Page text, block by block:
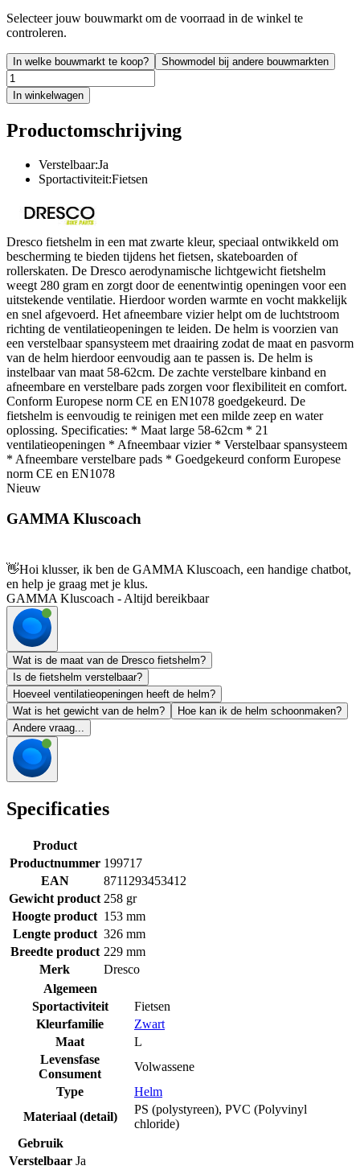
Selecteer jouw bouwmarkt om de voorraad in de winkel te
controleren.
In welke bouwmarkt te koop? Showmodel bij andere bouwmarkten
In winkelwagen
Productomschrijving
Verstelbaar:Ja
Sportactiviteit:Fietsen
Dresco fietshelm in een mat zwarte kleur, speciaal ontwikkeld om
bescherming te bieden tijdens het fietsen, skateboarden of
rollerskaten. De Dresco aerodynamische lichtgewicht fietshelm
weegt 280 gram en zorgt door de eenentwintig openingen voor een
uitstekende ventilatie. Hierdoor worden warmte en vocht makkelijk
en snel afgevoerd. Het afneembare vizier helpt om de luchtstroom
richting de ventilatieopeningen te leiden. De helm is voorzien van
een verstelbaar spansysteem met draairing zodat de maat en pasvorm
van de helm hierdoor eenvoudig aan te passen is. De helm is
instelbaar van maat 58-62cm. De zachte verstelbare kinband en
afneembare en verstelbare pads zorgen voor flexibiliteit en comfort.
Conform Europese norm CE en EN1078 goedgekeurd. De
fietshelm is eenvoudig te reinigen met een milde zeep en water
oplossing. Specificaties: * Maat large 58-62cm * 21
ventilatieopeningen * Afneembaar vizier * Verstelbaar spansysteem
* Afneembare verstelbare pads * Goedgekeurd conform Europese
norm CE en EN1078
Nieuw
GAMMA Kluscoach
👋Hoi klusser, ik ben de GAMMA Kluscoach, een handige chatbot,
en help je graag met je klus.
GAMMA Kluscoach - Altijd bereikbaar
Wat is de maat van de Dresco fietshelm?
Is de fietshelm verstelbaar?
Hoeveel ventilatieopeningen heeft de helm?
Wat is het gewicht van de helm?
Hoe kan ik de helm schoonmaken?
Andere vraag...
Specificaties
Product
Productnummer 199717
EAN
8711293453412
Gewicht product 258 gr
Hoogte product 153 mm
Lengte product 326 mm
Breedte product 229 mm
Merk
Dresco
Algemeen
Sportactiviteit
Fietsen
Kleurfamilie
Zwart
Maat
L
Levensfase
Consument
Volwassene
Type
Helm
Materiaal (detail)
PS (polystyreen), PVC (Polyvinyl
chloride)
Gebruik
Verstelbaar Ja